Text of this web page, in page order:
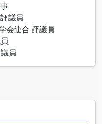
議員
会連合 評議員
員